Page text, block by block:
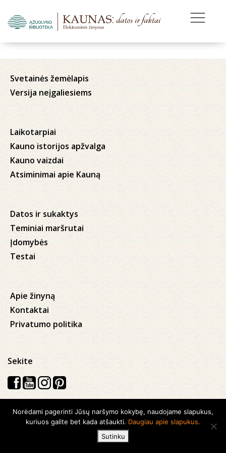
Svetainės žemėlapis
Versija neįgaliesiems
Laikotarpiai
Kauno istorijos apžvalga
Kauno vaizdai
Atsiminimai apie Kauną
Datos ir sukaktys
Teminiai maršrutai
Įdomybės
Testai
Apie žinyną
Kontaktai
Privatumo politika
Sekite
Visos teisės saugomos © 2026 Kauno apskrities viešoji Ąžuolyno
biblioteka
Norėdami pagerinti Jūsų naršymo kokybę, naudojame slapukus,
kuriuos galite bet kada atšaukti. Daugiau apie slapukus.
Sutinku